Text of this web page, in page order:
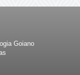
Goiano